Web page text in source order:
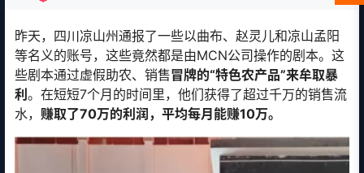
昨天，四川凉山州通报了一些以曲布、赵灵儿和凉山孟阳
等名义的账号，这些竟然都是由MCN公司操作的剧本。这
些剧本通过虚假助农、销售冒牌的“特色农产品”来牟取暴
利 。在短短7个月的时间里，他们获得了超过千万的销售流
水， 赚取了70万的利润，平均每月能赚10万。